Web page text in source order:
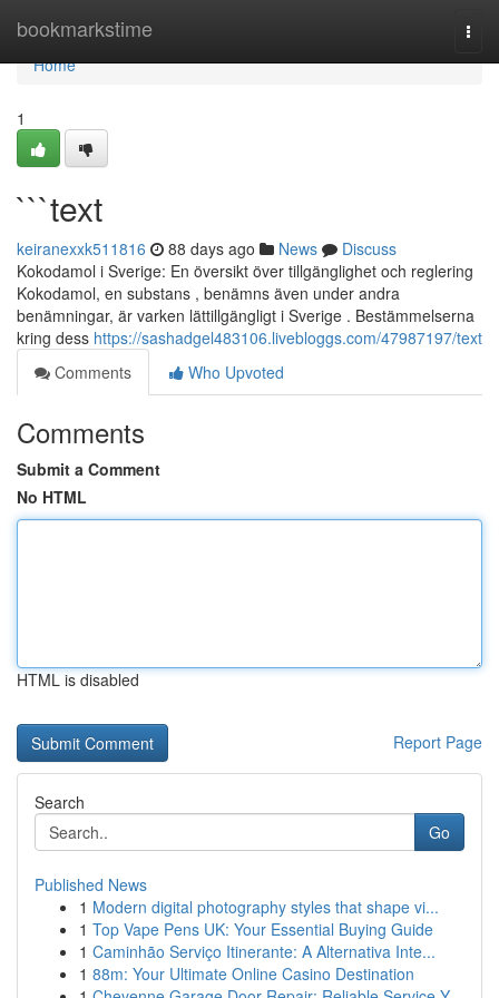
bookmarkstime
Home
Home
1
```text
keiranexxk511816 88 days ago News
Discuss
Kokodamol i Sverige: En översikt över tillgänglighet och reglering
Kokodamol, en substans , benämns även under andra
benämningar, är varken lättillgängligt i Sverige . Bestämmelserna
kring dess https://sashadgel483106.livebloggs.com/47987197/text
Comments
Who Upvoted
Comments
Submit a Comment
No HTML
HTML is disabled
Report Page
Search
Go
Published News
1 Modern digital photography styles that shape vi...
1 Top Vape Pens UK: Your Essential Buying Guide
1 Caminhão Serviço Itinerante: A Alternativa Inte...
1 88m: Your Ultimate Online Casino Destination